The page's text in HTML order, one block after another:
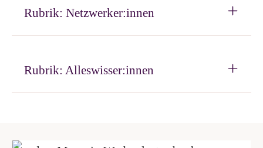
Rubrik: Netzwerker:innen
Rubrik: Alleswisser:innen